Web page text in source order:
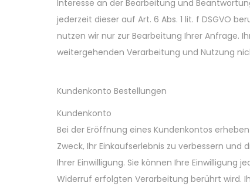
Interesse an der Bearbeitung und
jederzeit dieser auf Art. 6 Abs. 1 lit. f DSGVO
nutzen wir nur zur Bearbeitung Ihrer Anfrage.
weitergehenden Verarbeitung und Nutzung
Kundenkonto Bestellungen
Kundenkonto
Bei der Eröffnung eines Kundenkontos
Zweck, Ihr Einkaufserlebnis zu verbessern
Ihrer Einwilligung. Sie können Ihre
Widerruf erfolgten Verarbeitung berührt wird.